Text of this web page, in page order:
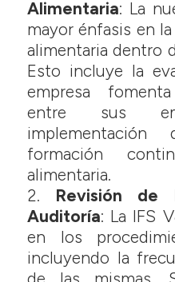
Alimentaria: La
mayor énfasis en
alimentaria dentro
Esto incluye la
empresa
entre sus
formación
alimentaria.
Revisión de
Auditoría: La IFS
en los
incluyendo la